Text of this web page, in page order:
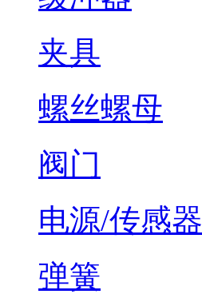
夹具
螺丝螺母
阀门
电源/传感器
弹簧